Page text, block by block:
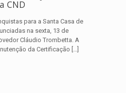
CND
para a Santa Casa de
na sexta, 13 de
Cláudio Trombetta. A
da Certificação […]